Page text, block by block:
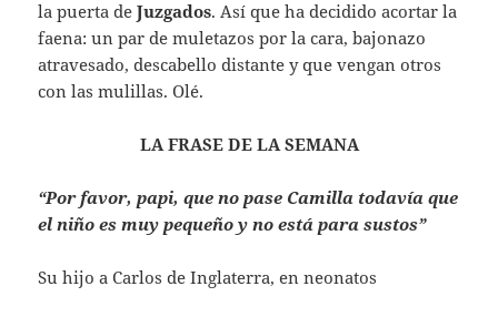
la puerta deJuzgados. Así que ha decidido acortar la
faena: un par de muletazos por la cara, bajonazo
atravesado, descabello distante y que vengan otros
con las mulillas. Olé.
LA FRASE DE LA SEMANA
“Por favor, papi, que no pase Camilla todavía que
el niño es muy pequeño y no está para sustos”
Su hijo a Carlos de Inglaterra, en neonatos